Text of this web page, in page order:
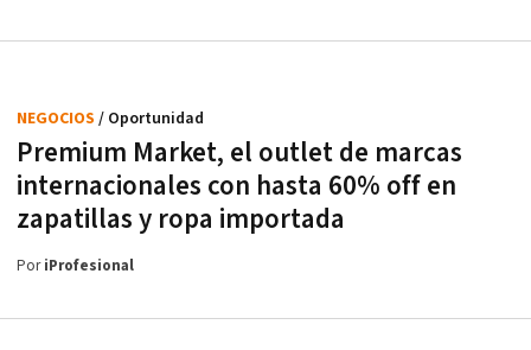
Premium Market, el outlet de marcas
internacionales con hasta 60% off en
zapatillas y ropa importada
NEGOCIOS / Oportunidad
PoriProfesional